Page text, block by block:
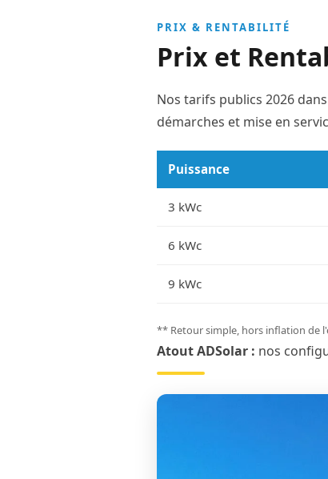
PRIX & RENTABILITÉ
Prix et
Nos tarifs publics 2026
démarches et mise en
Puissance
3 kWc
6 kWc
9 kWc
** Retour simple, hors inflation de
Atout ADSolar : nos